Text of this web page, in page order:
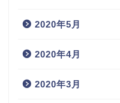
2020年5月
2020年4月
2020年3月